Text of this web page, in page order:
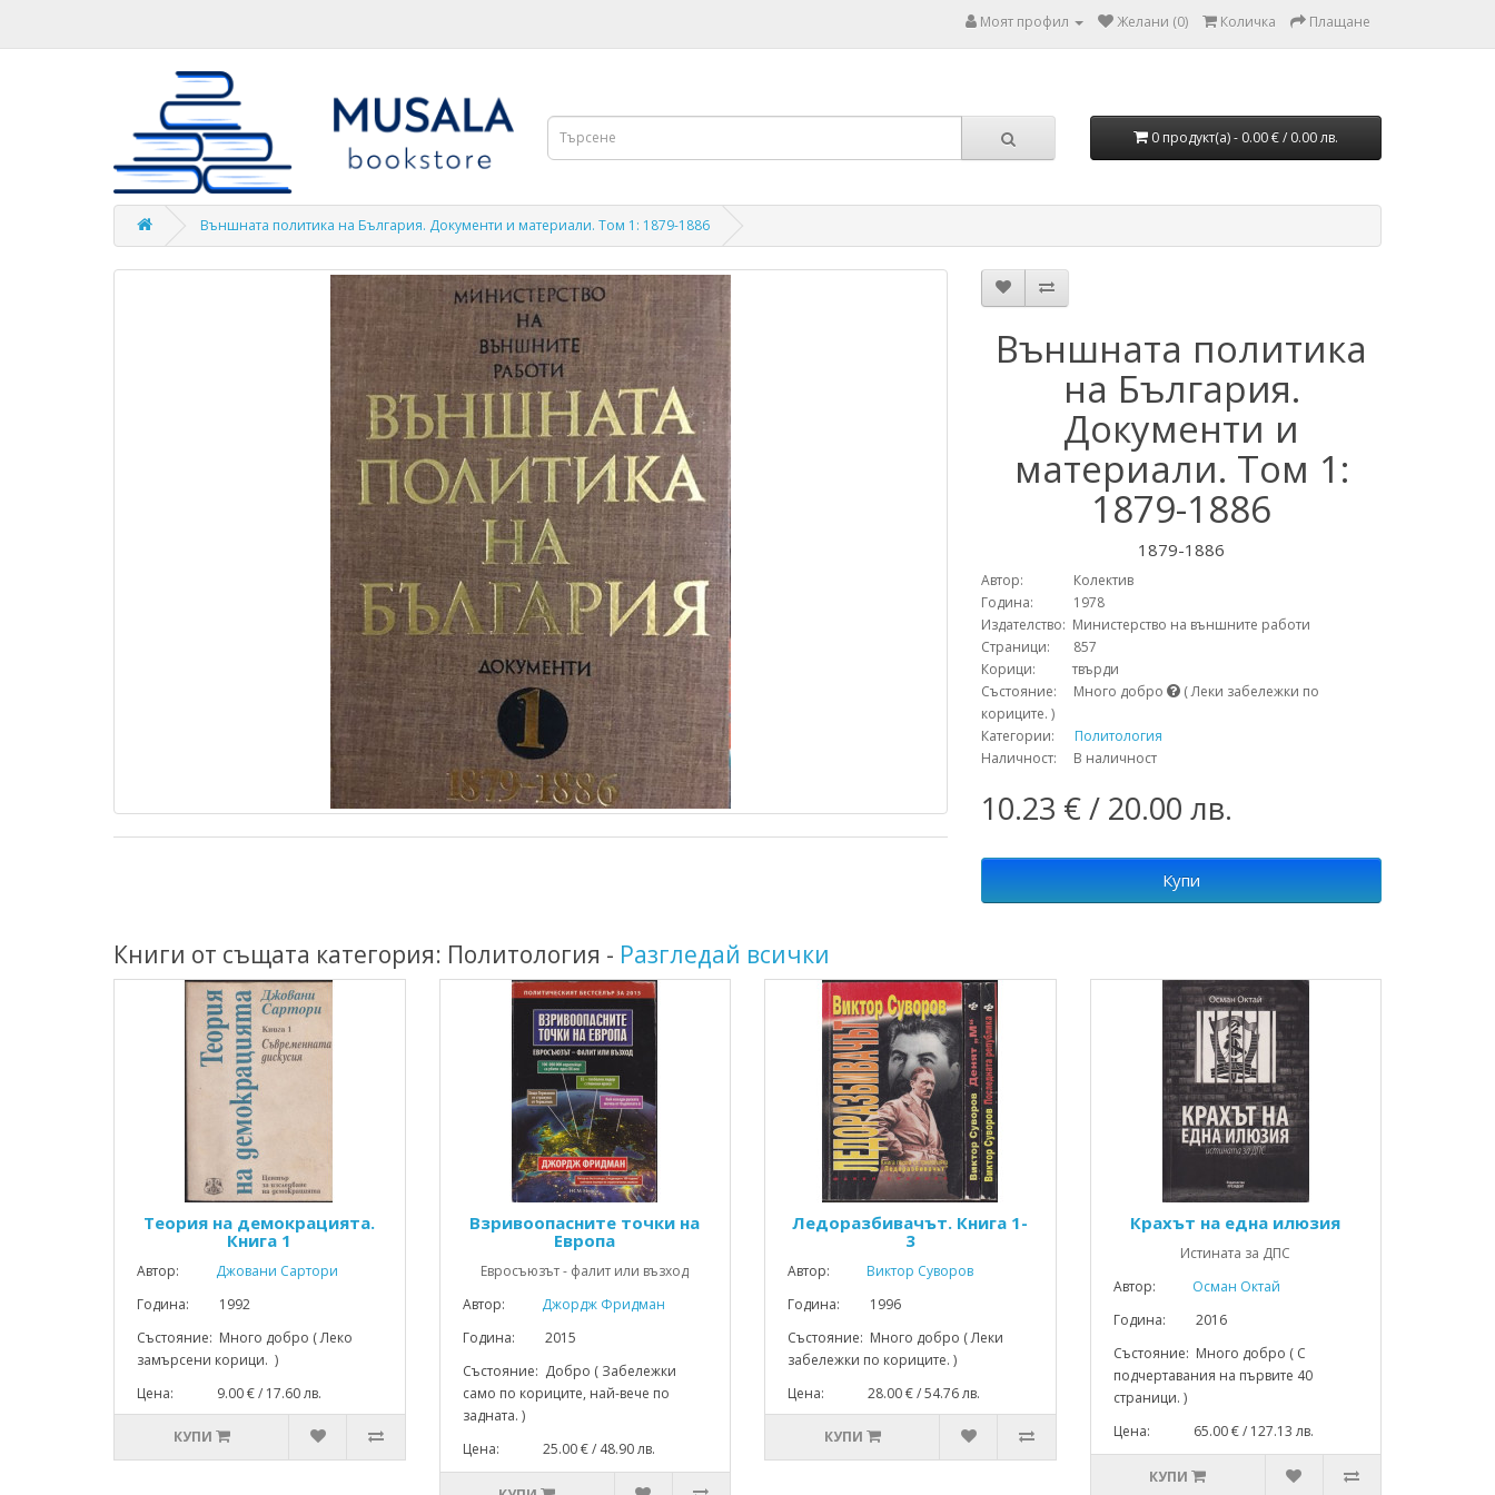
Моят профил Желани (0) Количка Плащане
0 продукт(а) - 0.00 € / 0.00 лв.
Външната политика на България. Документи и материали. Том 1: 1879-1886
Външната политика
на България.
Документи и
материали. Том 1:
1879-1886
1879-1886
Автор: Колектив
Година: 1978
Издателство: Министерство на външните работи
Страници: 857
Корици: твърди
Състояние: Много добро
( Леки забележки по
кориците. )
Категории: Политология
Наличност: В наличност
10.23 € / 20.00 лв.
Купи
Книги от същата категория: Политология - Разгледай всички
Теория на демокрацията.
Книга 1
Автор:
Джовани Сартори
Година: 1992
Състояние: Много добро ( Леко
замърсени корици. )
Цена: 9.00 € / 17.60 лв.
КУПИ
Взривоопасните точки на
Европа
Евросъюзът - фалит или възход
Автор:
Джордж Фридман
Година: 2015
Състояние: Добро ( Забележки
само по кориците, най-вече по
задната. )
Цена: 25.00 € / 48.90 лв.
Ледоразбивачът. Книга 1-
3
Автор:
Виктор Суворов
Година: 1996
Състояние: Много добро ( Леки
забележки по кориците. )
Цена: 28.00 € / 54.76 лв.
КУПИ
Крахът на една илюзия
Истината за ДПС
Автор:
Осман Октай
Година: 2016
Състояние: Много добро ( С
подчертавания на първите 40
страници. )
Цена: 65.00 € / 127.13 лв.
КУПИ